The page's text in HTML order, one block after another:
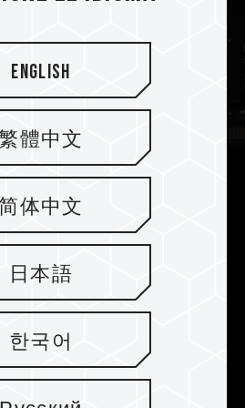
de errores
una creación con
integrado para la
de bit en DRAM, T-
OC R-DIMM viene con
externos y reparar la
English
體中文
体中文
日本語
한국어